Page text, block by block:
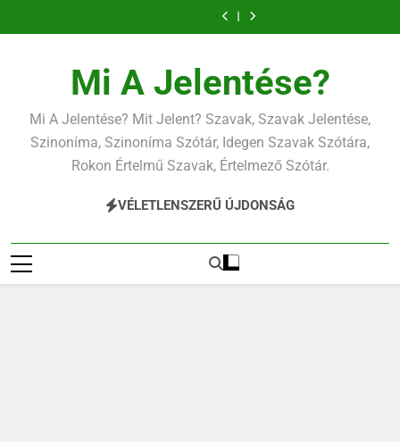
a
Mi A Jelentése?
Mi A Jelentése? Mit Jelent? Szavak, Szavak Jelentése,
Szinoníma, Szinoníma Szótár, Idegen Szavak Szótára,
Rokon Értelmű Szavak, Értelmező Szótár.
VÉLETLENSZERŰ ÚJDONSÁG